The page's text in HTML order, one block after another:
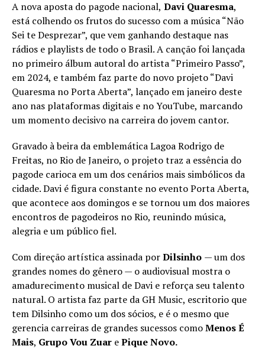
A nova aposta do pagode nacional, Davi Quaresma,
está colhendo os frutos do sucesso com a música “Não
Sei te Desprezar”, que vem ganhando destaque nas
rádios e playlists de todo o Brasil. A canção foi lançada
no primeiro álbum autoral do artista “Primeiro Passo”,
em 2024, e também faz parte do novo projeto “Davi
Quaresma no Porta Aberta”, lançado em janeiro deste
ano nas plataformas digitais e no YouTube, marcando
um momento decisivo na carreira do jovem cantor.
Gravado à beira da emblemática Lagoa Rodrigo de
Freitas, no Rio de Janeiro, o projeto traz a essência do
pagode carioca em um dos cenários mais simbólicos da
cidade. Davi é figura constante no evento Porta Aberta,
que acontece aos domingos e se tornou um dos maiores
encontros de pagodeiros no Rio, reunindo música,
alegria e um público fiel.
Com direção artística assinada porDilsinho — um dos
grandes nomes do gênero — o audiovisual mostra o
amadurecimento musical de Davi e reforça seu talento
natural. O artista faz parte da GH Music, escritorio que
tem Dilsinho como um dos sócios, e é o mesmo que
gerencia carreiras de grandes sucessos comoMenos É
Mais, Grupo Vou Zuar ePique Novo.